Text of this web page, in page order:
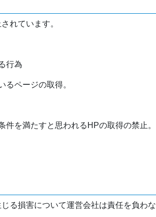
れています。
行為
ページの取得。
を満たすと思われるHPの取得の禁止。
る損害について運営会社は責任を負わな